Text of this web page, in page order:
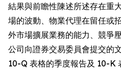
結果與前瞻性陳述所述存在重
場的波動、物業代理在留任或
外市場擴展業務的能力、競爭
公司向證券交易委員會提交的
10-Q 表格的季度報告及 10-K